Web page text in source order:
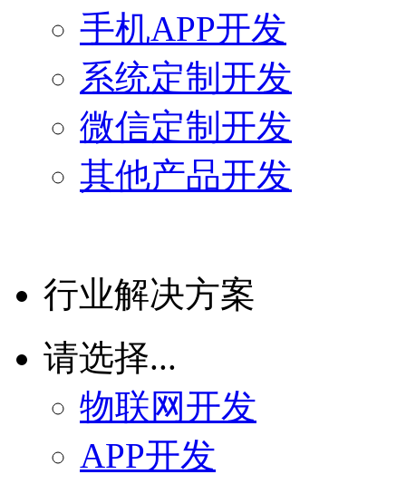
手机APP开发
系统定制开发
微信定制开发
其他产品开发
行业解决方案
请选择...
物联网开发
APP开发